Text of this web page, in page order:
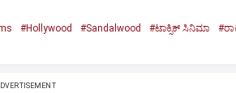
#Hollywood #Sandalwood #ಟಾಕ್ಸಿಕ್‌ ಸಿನಿಮಾ